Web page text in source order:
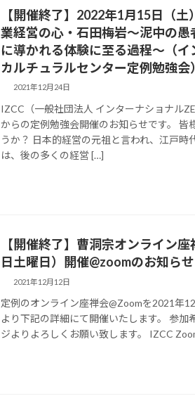
【開催終了】2022年1月15日（
業経営の心・石田梅岩〜泥中の
に導かれる体験に至る過程〜（
カルチュラルセンター定例勉強会
2021年12月24日
IZCC（一般社団法人 インターナショナル
からの定例勉強会開催のお知らせです。 皆
うか？ 日本的経営の元祖と言われ、江戸時
は、後の多くの経営 […]
【開催終了】曹洞宗オンライン
日土曜日）開催@zoomのお知らせ
2021年12月12日
定例のオンライン座禅会@Zoomを2021年
より下記の詳細にて開催いたします。 参加
ジよりよろしくお願い致します。 IZCC